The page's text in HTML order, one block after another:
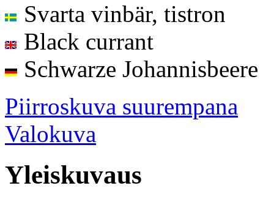
Svarta vinbär, tistron
Black currant
Schwarze Johannisbeere
Piirroskuva suurempana
Valokuva
Yleiskuvaus